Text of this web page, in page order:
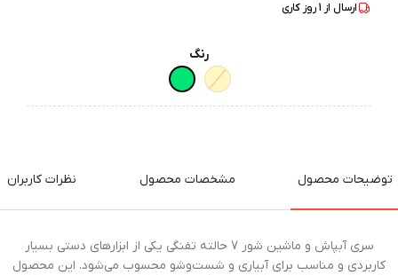
ارسال از 1روز کاری
رنگ
توضیحات محصول مشخصات محصول نظرات کاربران
سری آبپاش و ماشین شور 7 حالته تفنگی یکی از ابزارهای دستی بسیار
کاربردی و مناسب برای آبیاری و شست‌وشو محسوب می‌شود. این محصول